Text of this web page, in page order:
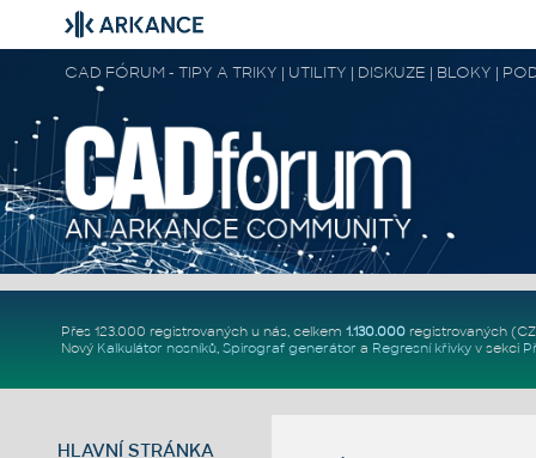
CAD FÓRUM - TIPY A TRIKY | UTILITY | DISKUZE | BLOKY |
Přes 123.000 registrovaných u nás, celkem 1.130.000registrovaných
Nový Kalkulátor nosníků, Spirograf generátor a Regresní křivkyv sekci
HLAVNÍ STRÁNKA